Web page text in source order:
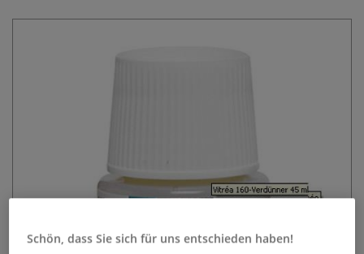
Schön, dass Sie sich für uns entschieden haben!